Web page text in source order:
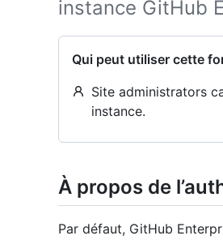
instance GitHub
Qui peut utiliser cette
Site administrators
instance.
À propos de
Par défaut, GitHub